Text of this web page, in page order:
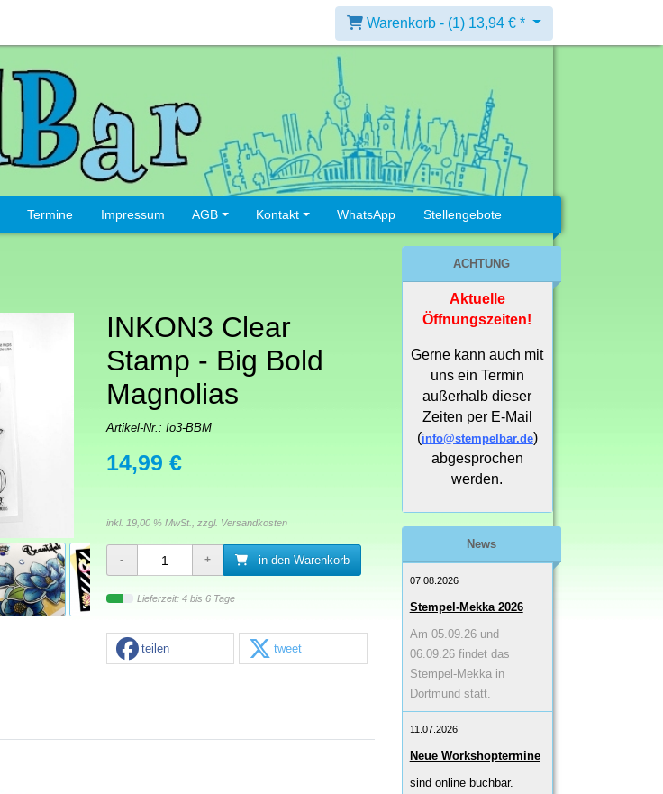
Warenkorb - (1) 13,94 € *
Termine Impressum AGB Kontakt WhatsApp Stellengebote
INKON3 Clear
Stamp - Big Bold
Magnolias
Artikel-Nr.: Io3-BBM
14,99 €
inkl. 19,00 % MwSt., zzgl. Versandkosten
in den Warenkorb
Lieferzeit: 4 bis 6 Tage
teilen tweet
ACHTUNG
Aktuelle
Öffnungszeiten!
Gerne kann auch mit
uns ein Termin
außerhalb dieser
Zeiten per E-Mail
(info@stempelbar.de)
abgesprochen
werden.
News
07.08.2026
Stempel-Mekka 2026
Am 05.09.26 und
06.09.26 findet das
Stempel-Mekka in
Dortmund statt.
11.07.2026
Neue Workshoptermine
sind online buchbar.